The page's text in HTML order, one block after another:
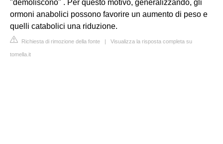
"demoliscono" . Per questo motivo, generalizzando, gli
ormoni anabolici possono favorire un aumento di peso e
quelli catabolici una riduzione.
Richiesta di rimozione della fonte | Visualizza la risposta completa su
tomella.it